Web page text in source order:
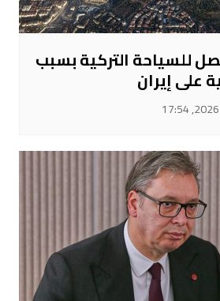
للسياحة التركية بسبب
على إيران